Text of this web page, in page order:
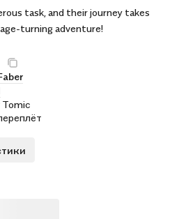
task, and their journey takes
turning adventure!
Tomic